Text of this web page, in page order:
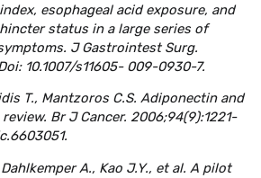
esophageal acid exposure, and
status in a large series of
J Gastrointest Surg.
10.1007/s11605- 009-0930-7.
T., Mantzoros C.S. Adiponectin and
Br J Cancer. 2006;94(9):1221-
A., Kao J.Y., et al. A pilot